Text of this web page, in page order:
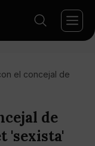
el concejal de
de
'sexista'